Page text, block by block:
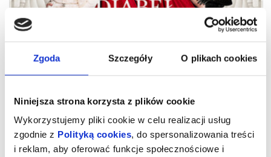
Zgoda Szczegóły O plikach cookies
Niniejsza strona korzysta z plików cookie
Wykorzystujemy pliki cookie w celu realizacji usług
zgodnie z Polityką cookies, do spersonalizowania treści
i reklam, aby oferować funkcje społecznościowe i